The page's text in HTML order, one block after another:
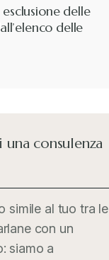
esclusione delle
delle
consulenza
simile al tuo tra le
con un
siamo a